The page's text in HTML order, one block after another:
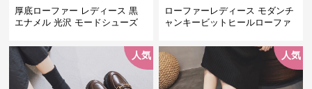
厚底ローファー レディース 黒
エナメル 光沢 モードシューズ
ローファーレディース モダンチ
ャンキービットヒールローファ
人気 人気